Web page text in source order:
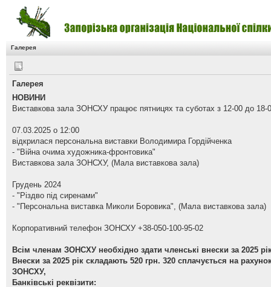
Галерея
Галерея
НОВИНИ
Виставкова зала ЗОНСХУ працює пятницях та суботах з 12-00 до 18-
07.03.2025 о 12:00
відкрилася персональна виставки Володимира Гордійченка
- "Війна очима художника-фронтовика"
Виставкова зала ЗОНСХУ, (Мала виставкова зала)
Грудень 2024
- "Різдво під сиренами"
- "Персональна виставка Миколи Боровика", (Мала виставкова зала)
Корпоративний телефон ЗОНСХУ +38-050-100-95-02
Всім членам ЗОНСХУ необхідно здати членські внески за 2025
Внески за 2025 рік складають 520 грн. 320 сплачується на
ЗОНСХУ,
Банківські реквізити: